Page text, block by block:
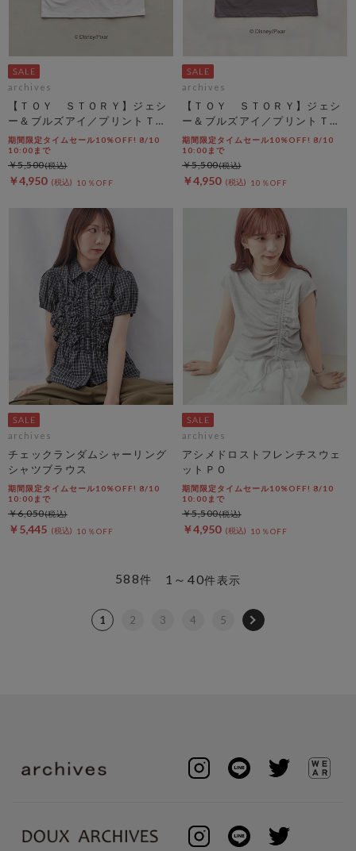
archives
【ＴＯＹ ＳＴＯＲＹ】ジェシ
ー＆ブルズアイ／プリントＴオ
フ
期間限定タイムセール10%OFF! 8/10
10:00まで
￥4,950 10％OFF
￥5,500
archives
【ＴＯＹ ＳＴＯＲＹ】ジェシ
ー＆ブルズアイ／プリントＴチ
ャコール
期間限定タイムセール10%OFF! 8/10
10:00まで
￥4,950 10％OFF
￥5,500
archives
チェックランダムシャーリング
シャツブラウス
期間限定タイムセール10%OFF! 8/10
10:00まで
￥5,445 10％OFF
￥6,050
archives
アシメドロストフレンチスウェ
ットＰＯ
期間限定タイムセール10%OFF! 8/10
10:00まで
￥4,950 10％OFF
￥5,500
1～40件表示
588件
1 2 3 4 5